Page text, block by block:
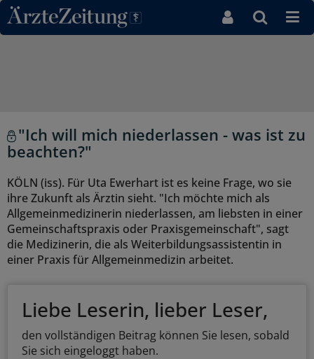
Direkt zum Inhaltsbereich
"Ich will mich niederlassen - was ist zu
beachten?"
KÖLN (iss). Für Uta Ewerhart ist es keine Frage, wo sie
ihre Zukunft als Ärztin sieht. "Ich möchte mich als
Allgemeinmedizinerin niederlassen, am liebsten in einer
Gemeinschaftspraxis oder Praxisgemeinschaft", sagt
die Medizinerin, die als Weiterbildungsassistentin in
einer Praxis für Allgemeinmedizin arbeitet.
Liebe Leserin, lieber Leser,
den vollständigen Beitrag können Sie lesen, sobald
Sie sich eingeloggt haben.